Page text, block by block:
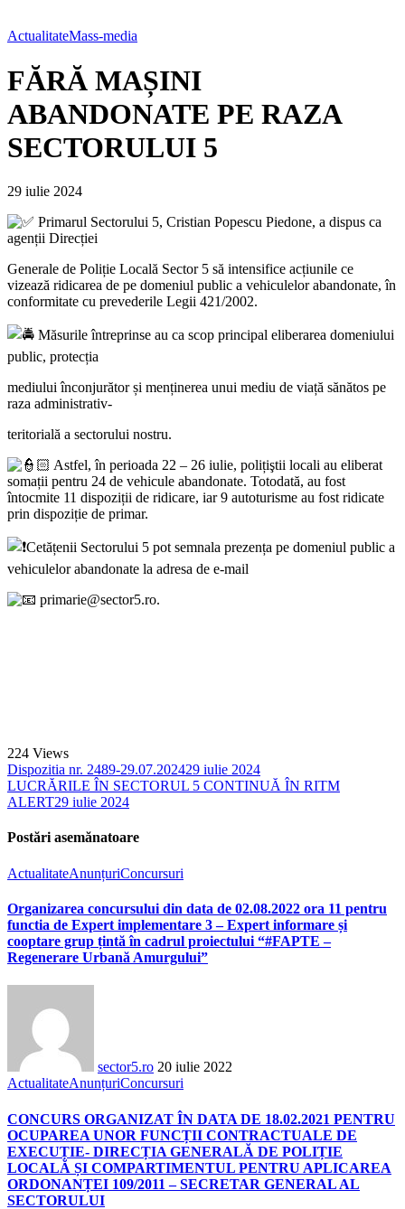
ActualitateMass-media
FĂRĂ MAȘINI
ABANDONATE PE RAZA
SECTORULUI 5
29 iulie 2024
Primarul Sectorului 5, Cristian Popescu Piedone, a dispus ca
agenții Direcției
Generale de Poliție Locală Sector 5 să intensifice acțiunile ce
vizează ridicarea de pe domeniul public a vehiculelor abandonate, în
conformitate cu prevederile Legii 421/2002.
Măsurile întreprinse au ca scop principal eliberarea domeniului
public, protecția
mediului înconjurător și menținerea unui mediu de viață sănătos pe
raza administrativ-
teritorială a sectorului nostru.
Astfel, în perioada 22 – 26 iulie, polițiştii locali au eliberat
somații pentru 24 de vehicule abandonate. Totodată, au fost
întocmite 11 dispoziții de ridicare, iar 9 autoturisme au fost ridicate
prin dispoziție de primar.
Cetățenii Sectorului 5 pot semnala prezența pe domeniul public a
vehiculelor abandonate la adresa de e-mail
primarie@sector5.ro.
224 Views
Dispozitia nr. 2489-29.07.202429 iulie 2024
LUCRĂRILE ÎN SECTORUL 5 CONTINUĂ ÎN RITM
ALERT29 iulie 2024
Postări asemănatoare
ActualitateAnunțuriConcursuri
Organizarea concursului din data de 02.08.2022 ora 11 pentru
functia de Expert implementare 3 – Expert informare și
cooptare grup țintă în cadrul proiectului “#FAPTE –
Regenerare Urbană Amurgului”
sector5.ro 20 iulie 2022
ActualitateAnunțuriConcursuri
CONCURS ORGANIZAT ÎN DATA DE 18.02.2021 PENTRU
OCUPAREA UNOR FUNCȚII CONTRACTUALE DE
EXECUȚIE- DIRECȚIA GENERALĂ DE POLIȚIE
LOCALĂ ȘI COMPARTIMENTUL PENTRU APLICAREA
ORDONANȚEI 109/2011 – SECRETAR GENERAL AL
SECTORULUI